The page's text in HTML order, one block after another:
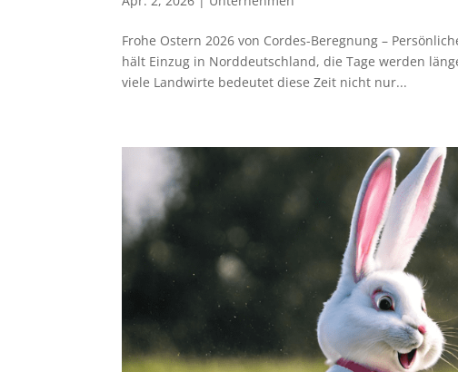
Frohe Ostern 2026 von Cordes-Beregnung –
hält Einzug in Norddeutschland, die Tage werden
viele Landwirte bedeutet diese Zeit nicht nur...